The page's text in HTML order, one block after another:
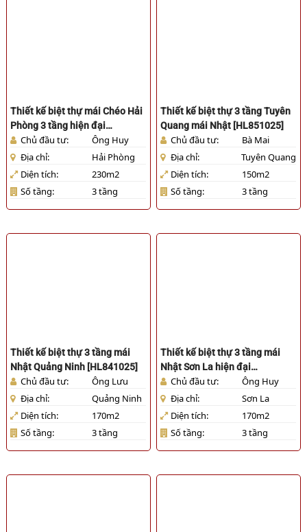
Thiết kế biệt thự mái Chéo Hải
Phòng 3 tầng hiện đại
[HL091025]
Chủ đầu tư:
Ông Huy
Địa chỉ:
Hải Phòng
Diện tích:
230m2
Số tầng:
3 tầng
Thiết kế biệt thự 3 tầng Tuyên
Quang mái Nhật [HL851025]
Chủ đầu tư:
Bà Mai
Địa chỉ:
Tuyên Quang
Diện tích:
150m2
Số tầng:
3 tầng
Thiết kế biệt thự 3 tầng mái
Nhật Quảng Ninh [HL841025]
Chủ đầu tư:
Ông Lưu
Địa chỉ:
Quảng Ninh
Diện tích:
170m2
Số tầng:
3 tầng
Thiết kế biệt thự 3 tầng mái
Nhật Sơn La hiện đại
[HL811025]
Chủ đầu tư:
Ông Huy
Địa chỉ:
Sơn La
Diện tích:
170m2
Số tầng:
3 tầng